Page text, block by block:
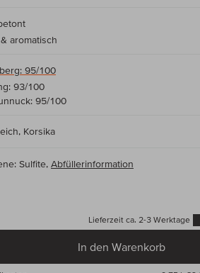
aromatisch
95/100
93/100
95/100
Korsika
Sulfite, Abfüllerinformation
Lieferzeit ca. 2-3 Werktage
In den Warenkorb